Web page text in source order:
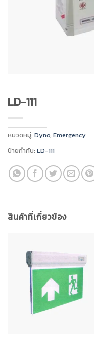
LD-111
หมวดหมู่: Dyno, Emergency
ป้ายกำกับ: LD-111
สินค้าที่เกี่ยวข้อง